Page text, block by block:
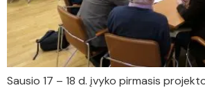
Sausio 17 – 18 d. įvyko pirmasis